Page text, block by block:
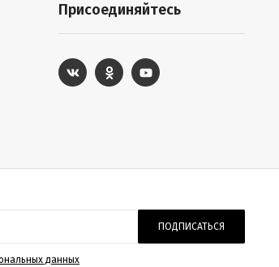
Присоединяйтесь
ПОДПИСАТЬСЯ
данных